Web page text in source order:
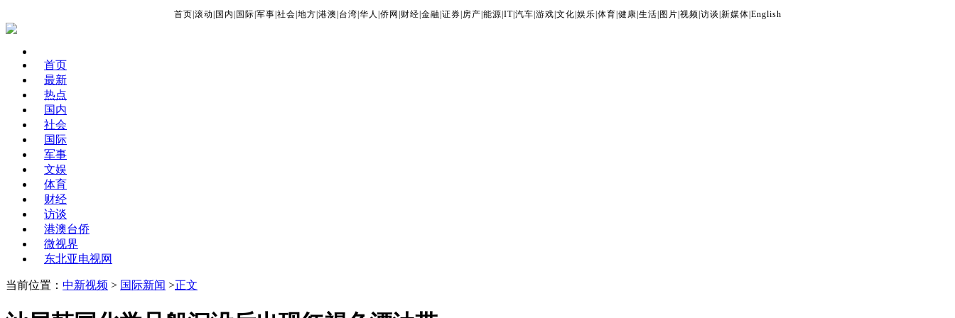
首页 滚动 国内 国际 军事 社会 地方 港澳 台湾 华人 侨网 财经 金融 证券 房产 能源 IT| 汽车 游戏 文化 娱乐 体育 健康 生活 图片 视频 访谈 新媒体 English
首页
最新
热点
国内
社会
国际
军事
文娱
体育
财经
访谈
港澳台侨
微视界
东北亚电视网
当前位置： 中新视频 > 国际新闻 >正文